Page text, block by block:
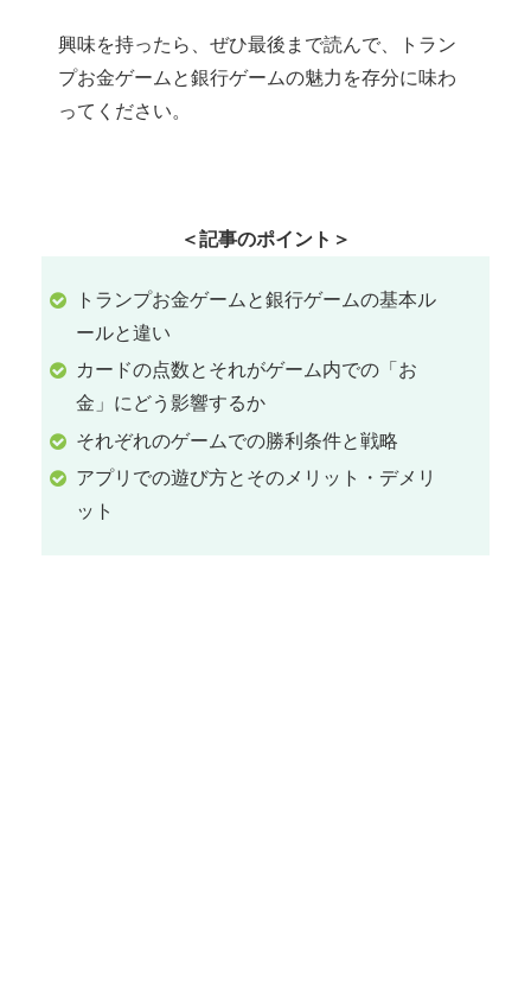
興味を持ったら、ぜひ最後まで読んで、トラン
プお金ゲームと銀行ゲームの魅力を存分に味わ
ってください。
＜記事のポイント＞
トランプお金ゲームと銀行ゲームの基本ル
ールと違い
カードの点数とそれがゲーム内での「お
金」にどう影響するか
それぞれのゲームでの勝利条件と戦略
アプリでの遊び方とそのメリット・デメリ
ット